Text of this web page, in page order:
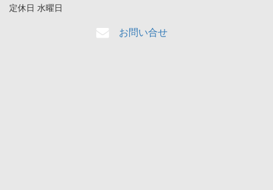
定休日 水曜日
お問い合せ